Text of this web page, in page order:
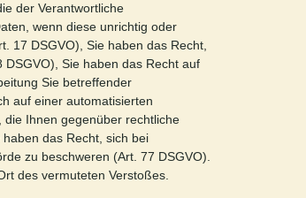
der Verantwortliche
wenn diese unrichtig oder
17 DSGVO), Sie haben das Recht,
Sie haben das Recht auf
Sie betreffender
auf einer automatisierten
Ihnen gegenüber rechtliche
das Recht, sich bei
zu beschweren (Art. 77 DSGVO).
des vermuteten Verstoßes.